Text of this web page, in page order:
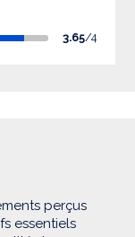
3.65/4
perçus
essentiels